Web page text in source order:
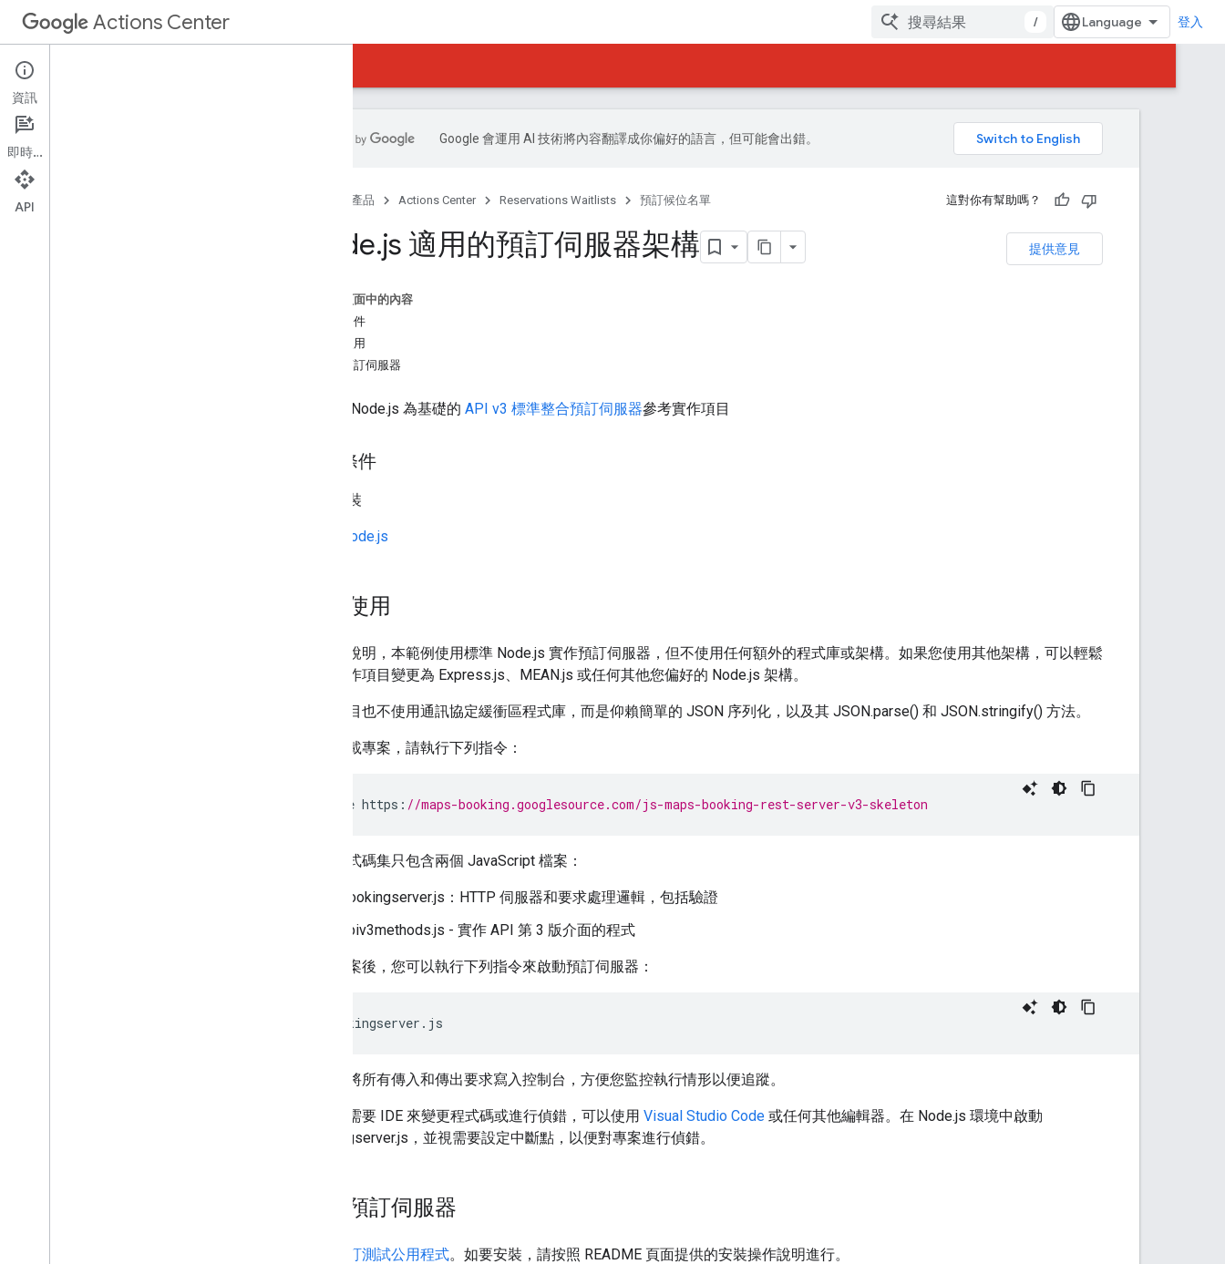
Actions Center / 登入
總覽和資格條件
政策
Google 會運用 AI 技術將內容翻譯成你偏好的語言，但可能會出錯。
產品 Actions Center Reservations Waitlists 預訂候位名單 這對你有幫助嗎？
提供意見
Node.js 適用的預訂伺服器架構
這個頁面中的內容
必要條件
開始使用
測試預訂伺服器
這是以 Node.js 為基礎的 API v3 標準整合預訂伺服器參考實作項目
必要條件
需要安裝
Node.js
開始使用
為方便說明，本範例使用標準 Node.js 實作預訂伺服器，但不使用任何額外的程式庫或架構。如果您使用其他架構，可以輕鬆
將此實作項目變更為 Express.js、MEAN.js 或任何其他您偏好的 Node.js 架構。
實作項目也不使用通訊協定緩衝區程式庫，而是仰賴簡單的 JSON 序列化，以及其 JSON.parse() 和 JSON.stringify() 方法。
如要下載專案，請執行下列指令：
clone https : //maps-booking.googlesource.com/js-maps-booking-rest-server-v3-skeleton
整個程式碼集只包含兩個 JavaScript 檔案：
bookingserver.js：HTTP 伺服器和要求處理邏輯，包括驗證
apiv3methods.js - 實作 API 第 3 版介面的程式
下載檔案後，您可以執行下列指令來啟動預訂伺服器：
bookingserver . js
骨架會將所有傳入和傳出要求寫入控制台，方便您監控執行情形以便追蹤。
如果您需要 IDE 來變更程式碼或進行偵錯，可以使用 Visual Studio Code 或任何其他編輯器。在 Node.js 環境中啟動
bookingserver.js，並視需要設定中斷點，以便對專案進行偵錯。
測試預訂伺服器
預訂測試公用程式。如要安裝，請按照 README 頁面提供的安裝操作說明進行。
資訊
即時通訊
API